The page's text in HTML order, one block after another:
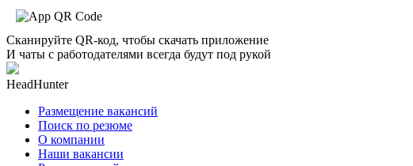
Сканируйте QR-код, чтобы скачать приложение
И чаты с работодателями всегда будут под рукой
HeadHunter
Размещение вакансий
Поиск по резюме
О компании
Наши вакансии